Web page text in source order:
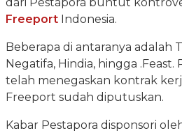
Freeport Indonesia.
Beberapa di antaranya adalah
Negatifa, Hindia, hingga .Feast.
telah menegaskan kontrak
Freeport sudah diputuskan.
Kabar Pestapora disponsori